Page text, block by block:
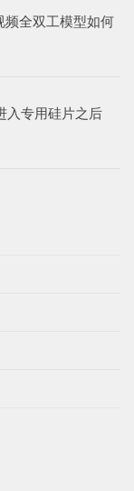
频全双工模型如何
入专用硅片之后